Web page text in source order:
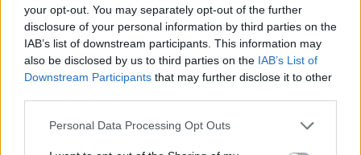
your opt-out. You may separately opt-out of the further
disclosure of your personal information by third parties on the
IAB’s list of downstream participants. This information may
also be disclosed by us to third parties on the IAB’s List of
Downstream Participants that may further disclose it to other
Personal Data Processing Opt Outs
1/2 riven gullök
1 pressad vitlöksklyfta
1/2 tsk torkad timjan
1/2 tsk oregano
2 dl creme fraiche
100 gram philadelphiaost